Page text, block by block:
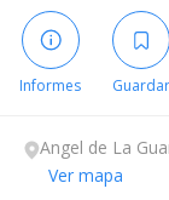
Informes Guardar
Angel de La
Ver mapa